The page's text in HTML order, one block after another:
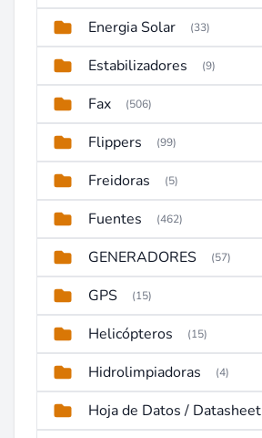
Energia Solar (33)
Estabilizadores (9)
Fax (506)
Flippers (99)
Freidoras (5)
Fuentes (462)
GENERADORES (57)
GPS (15)
Helicópteros (15)
Hidrolimpiadoras (4)
Hoja de Datos / Datasheet